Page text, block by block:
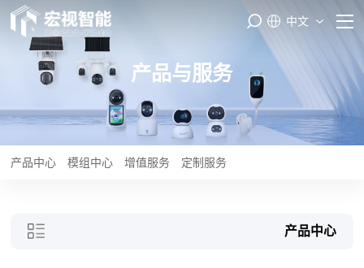
首页
PASS云平台
产品与服务
智能制造
中文
产品与服务
产品中心 模组中心 增值服务 定制服务
产品中心